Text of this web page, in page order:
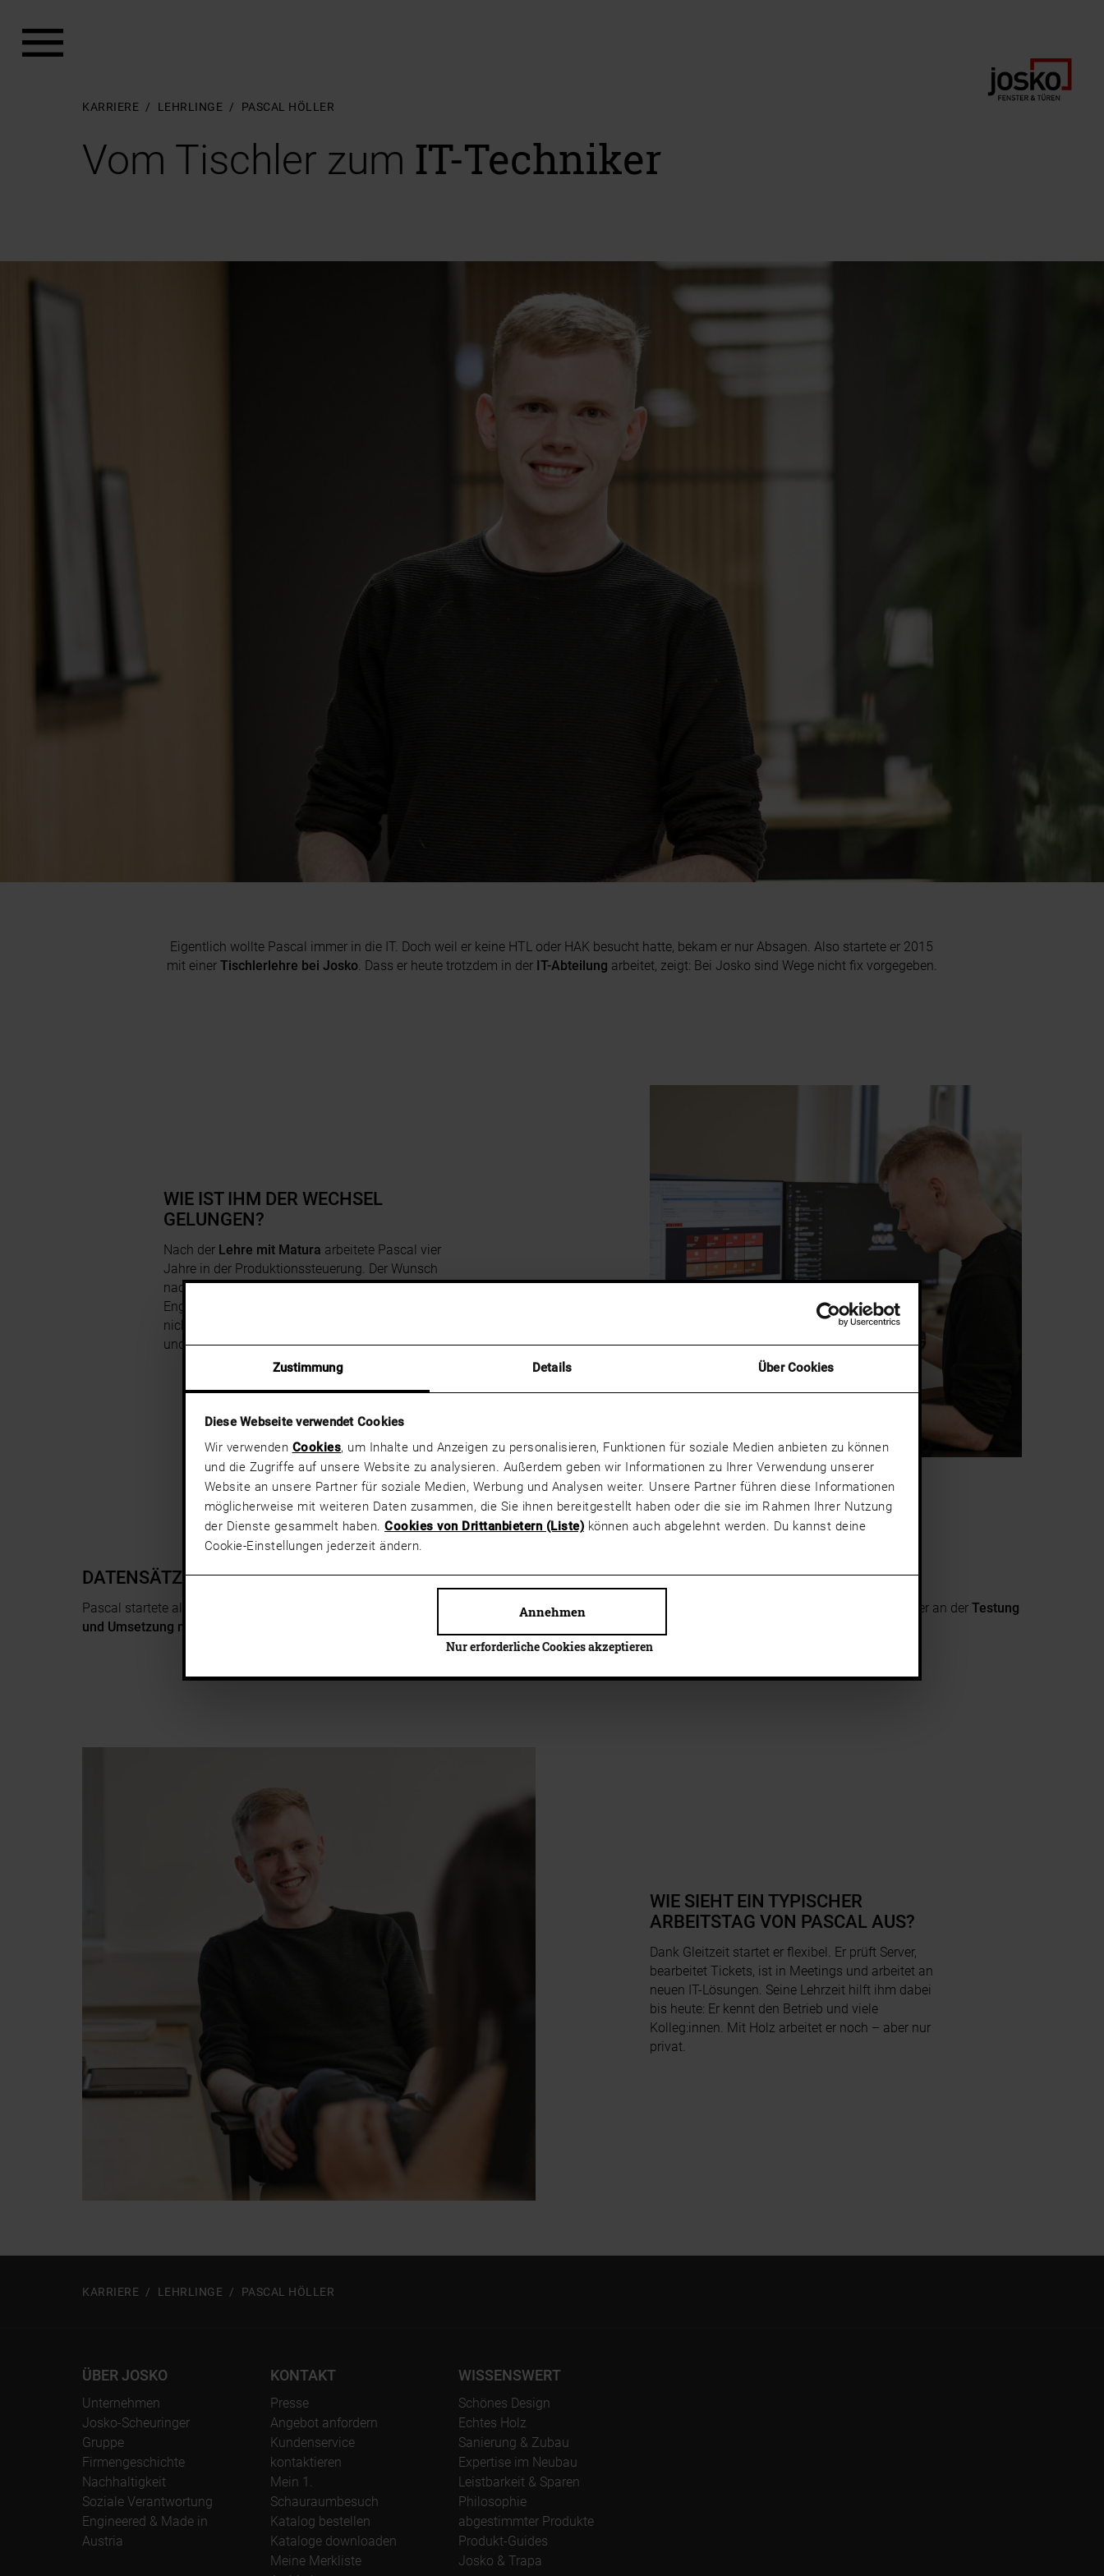
Zustimmung Details Über Cookies
Diese Webseite verwendet Cookies
Wir verwenden Cookies, um Inhalte und Anzeigen zu personalisieren, Funktionen für soziale Medien anbieten zu können
und die Zugriffe auf unsere Website zu analysieren. Außerdem geben wir Informationen zu Ihrer Verwendung unserer
Website an unsere Partner für soziale Medien, Werbung und Analysen weiter. Unsere Partner führen diese Informationen
möglicherweise mit weiteren Daten zusammen, die Sie ihnen bereitgestellt haben oder die sie im Rahmen Ihrer Nutzung
der Dienste gesammelt haben. Cookies von Drittanbietern (Liste) können auch abgelehnt werden. Du kannst deine
Cookie-Einstellungen jederzeit ändern.
Nur erforderliche Cookies akzeptieren
Annehmen
KARRIERE LEHRLINGE PASCAL HÖLLER
Vom Tischler zum IT-Techniker
Eigentlich wollte Pascal immer in die IT. Doch weil er keine HTL oder HAK besucht hatte, bekam er nur Absagen. Also startete er 2015
mit einer Tischlerlehre bei Josko. Dass er heute trotzdem in der IT-Abteilung arbeitet, zeigt: Bei Josko sind Wege nicht fix vorgegeben.
WIE IST IHM DER WECHSEL
GELUNGEN?
Nach der Lehre mit Matura arbeitete Pascal vier
Jahre in der Produktionssteuerung. Der Wunsch
nach IT blieb. Er begann ein Studium in Software
Engineering, merkte aber schnell: Theorie allein ist
nicht seins. Also fragte er direkt bei Josko nach –
und bekam die Chance.
DATENSÄTZE STATT WERKSTÜCKE
Pascal startete als , half dort mit, wo Unterstützung gebraucht wurde, sogar am Helpdesk. Sein Engagement fiel auf: Heute arbeitet er an der Testung
und Umsetzung neuer Softwaresysteme
WIE SIEHT EIN TYPISCHER
ARBEITSTAG VON PASCAL AUS?
Dank Gleitzeit startet er flexibel. Er prüft Server,
bearbeitet Tickets, ist in Meetings und arbeitet an
neuen IT-Lösungen. Seine Lehrzeit hilft ihm dabei
bis heute: Er kennt den Betrieb und viele
Kolleg:innen. Mit Holz arbeitet er noch – aber nur
privat.
KARRIERE LEHRLINGE PASCAL HÖLLER
ÜBER JOSKO
Unternehmen
Josko-Scheuringer
Gruppe
Firmengeschichte
Nachhaltigkeit
Soziale Verantwortung
Engineered & Made in
Austria
KONTAKT
Presse
Angebot anfordern
Kundenservice
kontaktieren
Mein 1.
Schauraumbesuch
Katalog bestellen
Kataloge downloaden
Meine Merkliste
WISSENSWERT
Schönes Design
Echtes Holz
Sanierung & Zubau
Expertise im Neubau
Leistbarkeit & Sparen
Philosophie
abgestimmter Produkte
Produkt-Guides
Josko & Trapa